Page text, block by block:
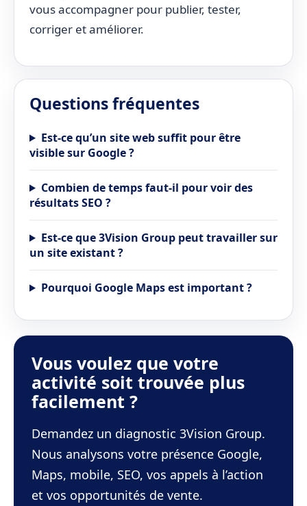
vous accompagner pour publier, tester,
corriger et améliorer.
Questions fréquentes
Est-ce qu’un site web suffit pour être
visible sur Google ?
Combien de temps faut-il pour voir des
résultats SEO ?
Est-ce que 3Vision Group peut travailler sur
un site existant ?
Pourquoi Google Maps est important ?
Vous voulez que votre
activité soit trouvée plus
facilement ?
Demandez un diagnostic 3Vision Group.
Nous analysons votre présence Google,
Maps, mobile, SEO, vos appels à l’action
et vos opportunités de vente.